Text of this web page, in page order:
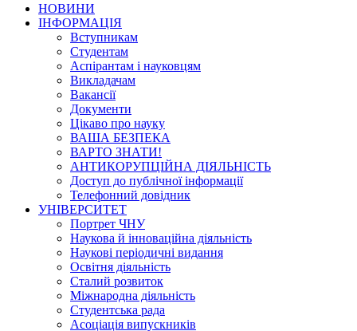
НОВИНИ
ІНФОРМАЦІЯ
Вступникам
Студентам
Аспірантам і науковцям
Викладачам
Вакансії
Документи
Цікаво про науку
ВАША БЕЗПЕКА
ВАРТО ЗНАТИ!
АНТИКОРУПЦІЙНА ДІЯЛЬНІСТЬ
Доступ до публічної інформації
Телефонний довідник
УНІВЕРСИТЕТ
Портрет ЧНУ
Наукова й інноваційна діяльність
Наукові періодичні видання
Освітня діяльність
Сталий розвиток
Міжнародна діяльність
Студентська рада
Асоціація випускників